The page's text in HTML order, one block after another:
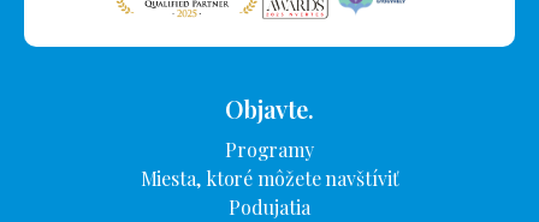
Objavte.
Programy
Miesta, ktoré môžete navštíviť
Podujatia